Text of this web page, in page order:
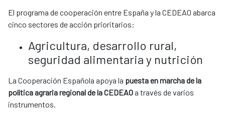
El programa de cooperación entre España y la CEDEAO abarca
cinco sectores de acción prioritarios:
Agricultura, desarrollo rural,
seguridad alimentaria y nutrición
La Cooperación Española apoya la puesta en marcha de la
política agraria regional de la CEDEAOa través de varios
instrumentos.